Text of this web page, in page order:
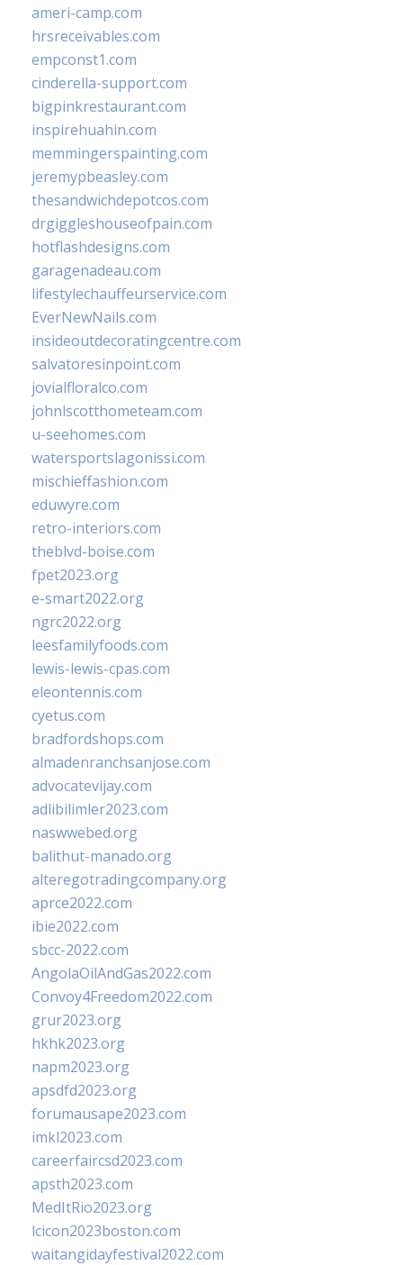
ameri-camp.com
hrsreceivables.com
empconst1.com
cinderella-support.com
bigpinkrestaurant.com
inspirehuahin.com
memmingerspainting.com
jeremypbeasley.com
thesandwichdepotcos.com
drgiggleshouseofpain.com
hotflashdesigns.com
garagenadeau.com
lifestylechauffeurservice.com
EverNewNails.com
insideoutdecoratingcentre.com
salvatoresinpoint.com
jovialfloralco.com
johnlscotthometeam.com
u-seehomes.com
watersportslagonissi.com
mischieffashion.com
eduwyre.com
retro-interiors.com
theblvd-boise.com
fpet2023.org
e-smart2022.org
ngrc2022.org
leesfamilyfoods.com
lewis-lewis-cpas.com
eleontennis.com
cyetus.com
bradfordshops.com
almadenranchsanjose.com
advocatevijay.com
adlibilimler2023.com
naswwebed.org
balithut-manado.org
alteregotradingcompany.org
aprce2022.com
ibie2022.com
sbcc-2022.com
AngolaOilAndGas2022.com
Convoy4Freedom2022.com
grur2023.org
hkhk2023.org
napm2023.org
apsdfd2023.org
forumausape2023.com
imkl2023.com
careerfaircsd2023.com
apsth2023.com
MedItRio2023.org
lcicon2023boston.com
waitangidayfestival2022.com